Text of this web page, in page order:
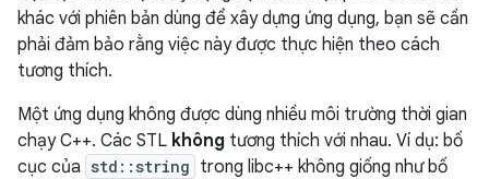
khác với phiên bản dùng để xây dựng ứng dụng, bạn sẽ cần
phải đảm bảo rằng việc này được thực hiện theo cách
tương thích.
Một ứng dụng không được dùng nhiều môi trường thời gian
chạy C++. Các STL không tương thích với nhau. Ví dụ: bố
cục của std::string trong libc++ không giống như bố